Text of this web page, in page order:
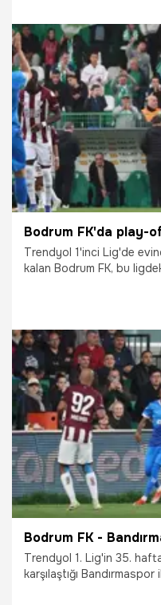
23.04.2026 TFF 1.Lig
Trendyol 1'inci Lig'de
kalan Bodrum FK, bu
12.04.2026 Şampiy10
Trendyol 1. Lig'in 35.
karşılaştığı